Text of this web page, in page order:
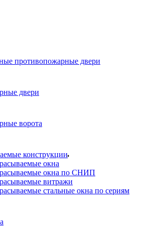
противопожарные двери
двери
ворота
конструкции
окна
окна по СНИП
витражи
стальные окна по сериям